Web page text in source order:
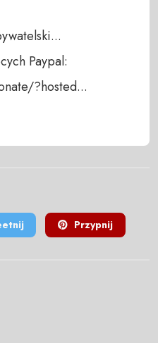
Paypal:
?hosted...
Przypnij